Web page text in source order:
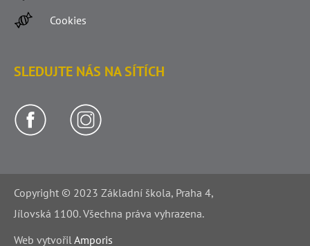
Cookies
SLEDUJTE NÁS NA SÍTÍCH
Copyright © 2023 Základní škola, Praha 4,
Jílovská 1100. Všechna práva vyhrazena.
Web vytvořil Amporis